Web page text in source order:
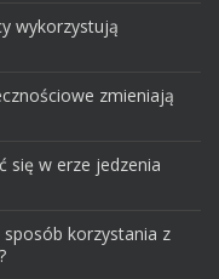
wykorzystują
zmieniają
się w erze jedzenia
sposób korzystania z